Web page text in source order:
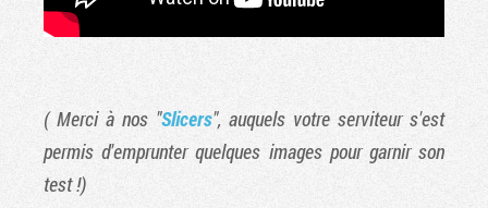
( Merci à nos "Slicers", auquels votre serviteur s'est
permis d'emprunter quelques images pour garnir son
test !)